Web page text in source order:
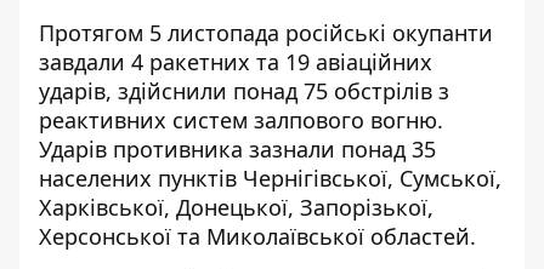
Протягом 5 листопада російські окупанти
завдали 4 ракетних та 19 авіаційних
ударів, здійснили понад 75 обстрілів з
реактивних систем залпового вогню.
Ударів противника зазнали понад 35
населених пунктів Чернігівської, Сумської,
Харківської, Донецької, Запорізької,
Херсонської та Миколаївської областей.